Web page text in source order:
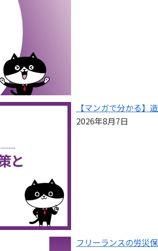
【マンガで分かる】
2026年8月7日
フリーランスの労災